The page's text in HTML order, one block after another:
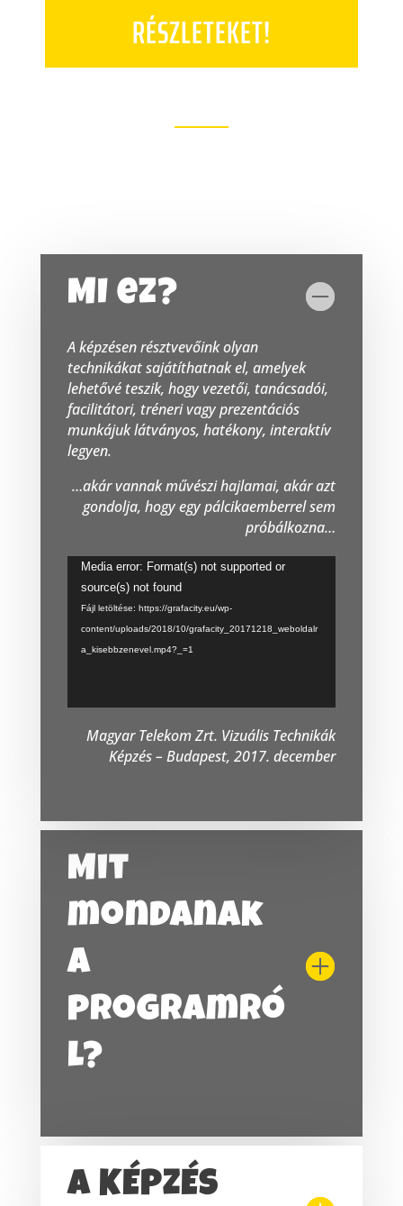
RÉSZLETEKET!
MI ez?
A képzésen résztvevőink olyan
technikákat sajátíthatnak el, amelyek
lehetővé teszik, hogy vezetői, tanácsadói,
facilitátori, tréneri vagy prezentációs
munkájuk látványos, hatékony, interaktív
legyen.
…akár vannak művészi hajlamai, akár azt
gondolja, hogy egy pálcikaemberrel sem
próbálkozna…
Videólejátszó
Media error: Format(s) not supported or
source(s) not found
Fájl letöltése: https://grafacity.eu/wp-
content/uploads/2018/10/grafacity_20171218_weboldalr
a_kisebbzenevel.mp4?_=1
Magyar Telekom Zrt. Vizuális Technikák
Képzés – Budapest, 2017. december
Mit
mondanak
a
programró
l?
A KÉPZÉS